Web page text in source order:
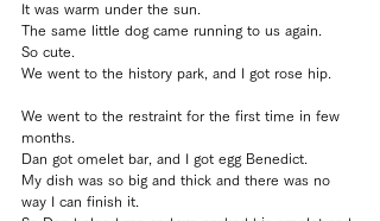
It was warm under the sun.
The same little dog came running to us again.
So cute.
We went to the history park, and I got rose hip.
We went to the restraint for the first time in few
months.
Dan got omelet bar, and I got egg Benedict.
My dish was so big and thick and there was no
way I can finish it.